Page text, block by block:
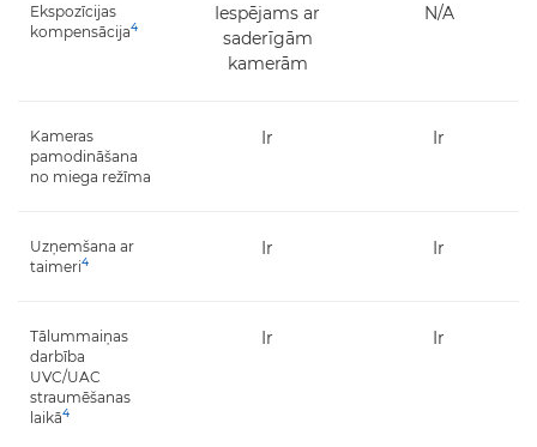
Ekspozīcijas
kompensācija4
Iespējams ar
saderīgām
kamerām
N/A
Kameras
pamodināšana
no miega režīma
Ir Ir
Uzņemšana ar
taimeri4
Ir Ir
Tālummaiņas
darbība
UVC/UAC
straumēšanas
laikā4
Ir Ir